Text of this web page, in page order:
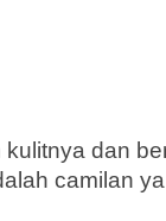
dan
camilan